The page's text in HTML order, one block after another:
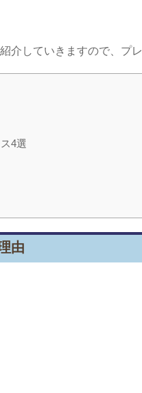
介していきますので、プ
4選
由